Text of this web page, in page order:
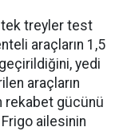
tek treyler test
araçların 1,5
yedi
araçların
reka­bet gücünü
Frigo ailesinin